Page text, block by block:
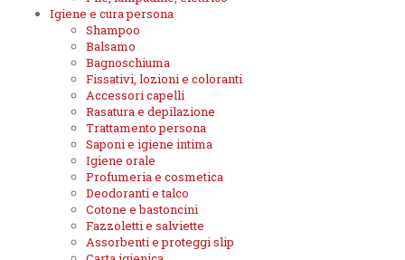
Igiene e cura persona
Shampoo
Balsamo
Bagnoschiuma
Fissativi, lozioni e coloranti
Accessori capelli
Rasatura e depilazione
Trattamento persona
Saponi e igiene intima
Igiene orale
Profumeria e cosmetica
Deodoranti e talco
Cotone e bastoncini
Fazzoletti e salviette
Assorbenti e proteggi slip